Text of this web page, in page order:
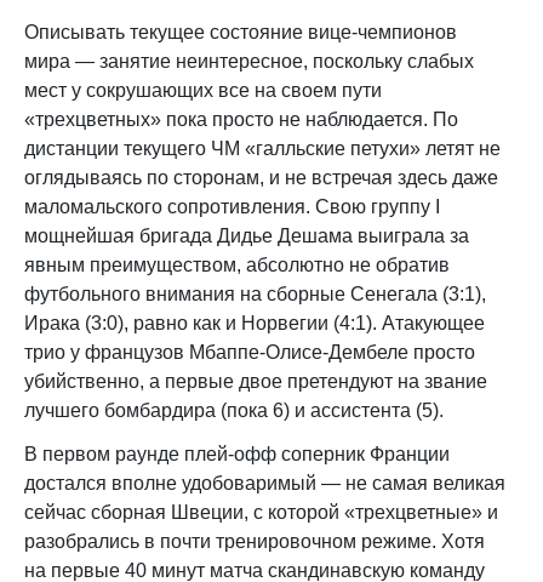
Описывать текущее состояние вице-чемпионов
мира — занятие неинтересное, поскольку слабых
мест у сокрушающих все на своем пути
«трехцветных» пока просто не наблюдается. По
дистанции текущего ЧМ «галльские петухи» летят не
оглядываясь по сторонам, и не встречая здесь даже
маломальского сопротивления. Свою группу I
мощнейшая бригада Дидье Дешама выиграла за
явным преимуществом, абсолютно не обратив
футбольного внимания на сборные Сенегала (3:1),
Ирака (3:0), равно как и Норвегии (4:1). Атакующее
трио у французов Мбаппе-Олисе-Дембеле просто
убийственно, а первые двое претендуют на звание
лучшего бомбардира (пока 6) и ассистента (5).
В первом раунде плей-офф соперник Франции
достался вполне удобоваримый — не самая великая
сейчас сборная Швеции, с которой «трехцветные» и
разобрались в почти тренировочном режиме. Хотя
на первые 40 минут матча скандинавскую команду